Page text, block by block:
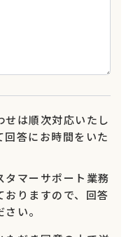
せは順次対応いたし
答にお時間をいた
タマーサポート業務
りますので、回答
い。